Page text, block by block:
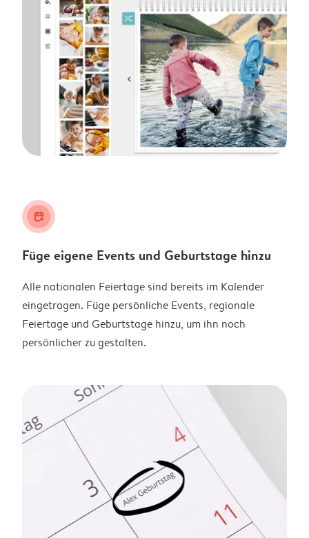
calendar_plus
Füge eigene Events und Geburtstage hinzu
Alle nationalen Feiertage sind bereits im Kalender
eingetragen. Füge persönliche Events, regionale
Feiertage und Geburtstage hinzu, um ihn noch
persönlicher zu gestalten.